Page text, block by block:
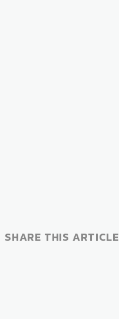
SHARE THIS ARTICLE